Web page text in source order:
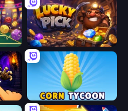
Lucky Pick
Corn Tycoon